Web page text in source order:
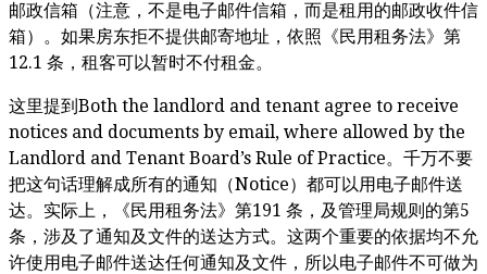
邮政信箱（注意，不是电子邮件信箱，而是租用的邮政收件信
箱）。如果房东拒不提供邮寄地址，依照《民用租务法》第
12.1 条，租客可以暂时不付租金。
这里提到 Both the landlord and tenant agree to receive
notices and documents by email, where allowed by the
Landlord and Tenant Board’s Rule of Practice。千万不要
把这句话理解成所有的通知（Notice）都可以用电子邮件送
达。实际上，《民用租务法》第191 条，及管理局规则的第5
条，涉及了通知及文件的送达方式。这两个重要的依据均不允
许使用电子邮件送达任何通知及文件，所以电子邮件不可做为